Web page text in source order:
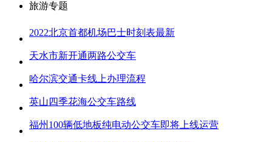
旅游专题
2022北京首都机场巴士时刻表最新
天水市新开通两路公交车
哈尔滨交通卡线上办理流程
英山四季花海公交车路线
福州100辆低地板纯电动公交车即将上线运营